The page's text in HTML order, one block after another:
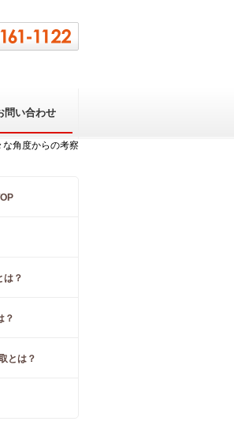
問い合わせ
角度からの考察
は？
？
とは？